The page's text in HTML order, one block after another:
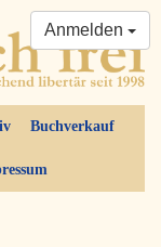
Buchverkauf
Anmelden